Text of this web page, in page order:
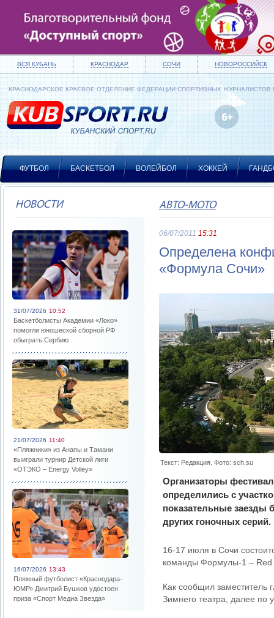
ВСЯ КУБАНЬ КРАСНОДАР СОЧИ НОВОРОССИЙСК
КРАСНОДАРСКОЕ КРАЕВОЕ ОТДЕЛЕНИЕ ФЕДЕРАЦИИ СПОРТИВНЫХ ЖУРНАЛИСТОВ
ФУТБОЛ БАСКЕТБОЛ ВОЛЕЙБОЛ ХОККЕЙ
НОВОСТИ
31/07/2026 10:52
Баскетболисты Академии «Локо»
помогли юношеской сборной РФ
обыграть Сербию
21/07/2026 11:40
«Пляжники» из Анапы и Тамани
выиграли турнир Детской лиги
«ОТЭКО – Energy Volley»
16/07/2026 13:43
Пляжный футболист «Краснодара-
ЮМР» Дмитрий Бушков удостоен
приза «Спорт Медиа Звезда»
АВТО-МОТО
06/07/2011 15:31
Определена
«Формула Сочи»
Текст: Редакция. Фото: sch.su
Организаторы
определились с
показательные
других гоночных серий.
16-17 июля в Сочи
команды Формулы-1 – Red
Как сообщил заместитель
Зимнего театра, далее по